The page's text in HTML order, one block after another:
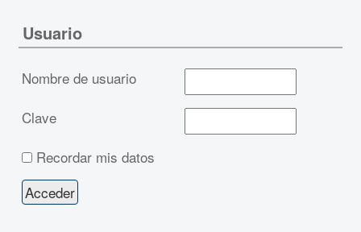
Usuario
Nombre de usuario
Clave
Recordar mis datos